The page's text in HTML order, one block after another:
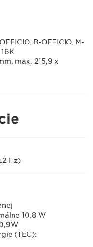
B-OFFICIO, M-
max. 215,9 x
Hz)
10,8 W
(TEC):